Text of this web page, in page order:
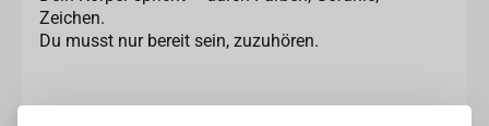
Zeichen.
Du musst nur bereit sein, zuzuhören.